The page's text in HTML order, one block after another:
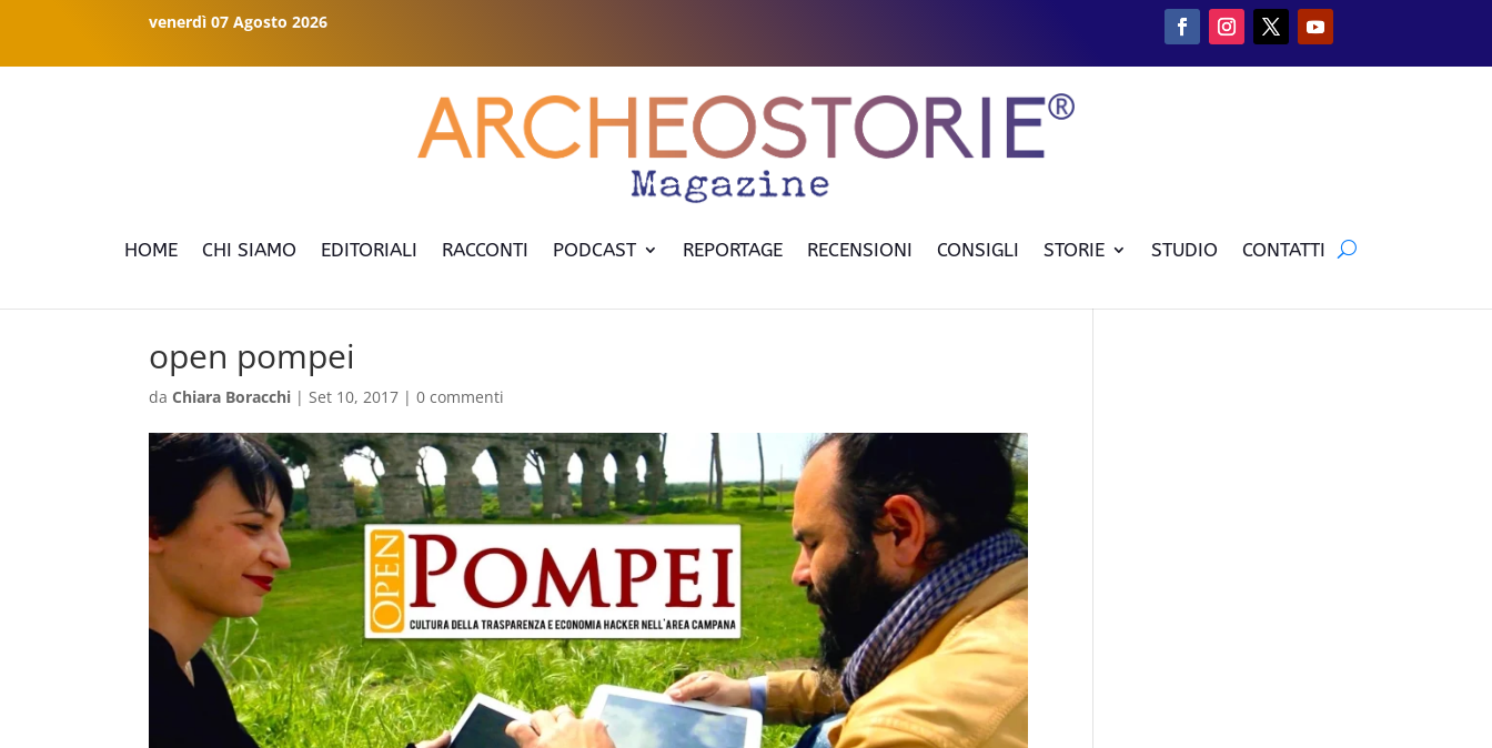
venerdì 07 Agosto 2026
HOME CHI SIAMO EDITORIALI RACCONTI PODCAST REPORTAGE RECENSIONI CONSIGLI STORIE STUDIO CONTATTI
open pompei
daChiara Boracchi |Set 10, 2017 |0 commenti